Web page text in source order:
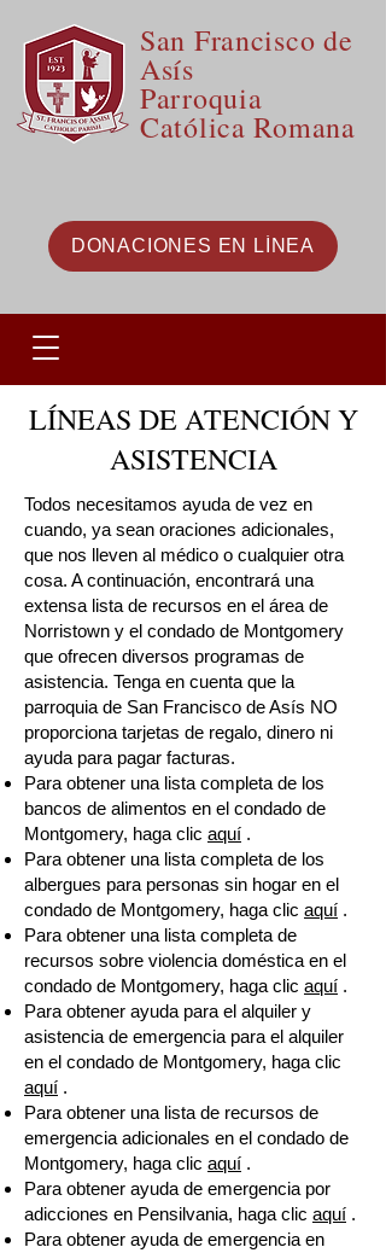
San Francisco de
Asís
Parroquia
Católica Romana
DONACIONES EN LÍNEA
LÍNEAS DE ATENCIÓN Y
ASISTENCIA
Todos necesitamos ayuda de vez en
cuando, ya sean oraciones adicionales,
que nos lleven al médico o cualquier otra
cosa. A continuación, encontrará una
extensa lista de recursos en el área de
Norristown y el condado de Montgomery
que ofrecen diversos programas de
asistencia. Tenga en cuenta que la
parroquia de San Francisco de Asís NO
proporciona tarjetas de regalo, dinero ni
ayuda para pagar facturas.
Para obtener una lista completa de los
bancos de alimentos en el condado de
Montgomery, haga clic aquí .
Para obtener una lista completa de los
albergues para personas sin hogar en el
condado de Montgomery, haga clic aquí .
Para obtener una lista completa de
recursos sobre violencia doméstica en el
condado de Montgomery, haga clic aquí .
Para obtener ayuda para el alquiler y
asistencia de emergencia para el alquiler
en el condado de Montgomery, haga clic
aquí .
Para obtener una lista de recursos de
emergencia adicionales en el condado de
Montgomery, haga clic aquí .
Para obtener ayuda de emergencia por
adicciones en Pensilvania, haga clic aquí .
Para obtener ayuda de emergencia en